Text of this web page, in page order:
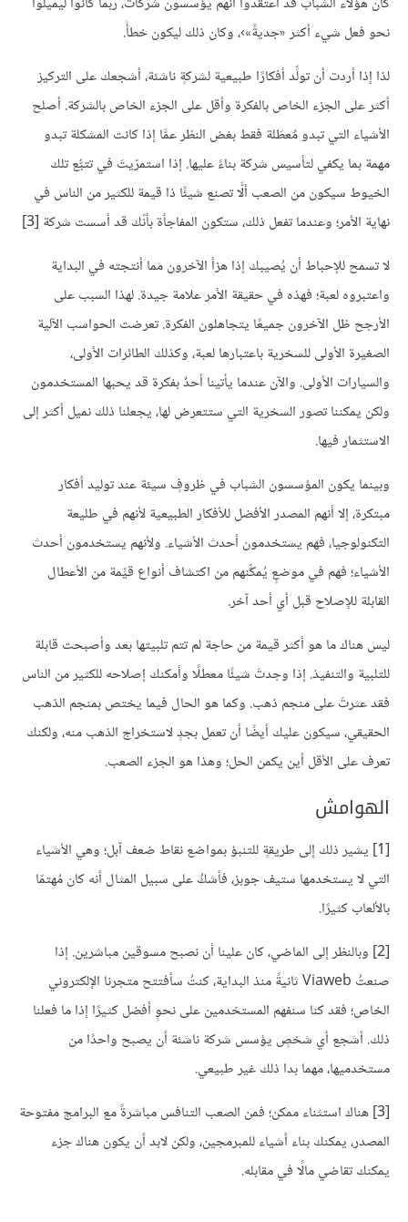
نحو فعل شيء أكثر «جديةً»›، وكان ذلك ليكون خطأً.
لذا إذا أردت أن تولِّد أفكارًا طبيعية لشركةٍ ناشئة، أشجعك على التركيز
أكثر على الجزء الخاص بالفكرة وأقل على الجزء الخاص بالشركة. أصلح
الأشياء التي تبدو مُعطَلة فقط بغض النظر عمَّا إذا كانت المشكلة تبدو
مهمة بما يكفي لتأسيس شركة بناءً عليها. إذا استمرّيتَ في تتبُّع تلك
الخيوط سيكون من الصعب ألَّا تصنع شيئًا ذا قيمة للكثير من الناس في
نهاية الأمر؛ وعندما تفعل ذلك، ستكون المفاجأة بأنّك قد أسست شركة [3]
لا تسمح للإحباط أن يُصيبك إذا هزأ الآخرون مما أنتجته في البداية
واعتبروه لعبة؛ فهذه في حقيقة الأمر علامة جيدة. لهذا السبب على
الأرجح ظل الآخرون جميعًا يتجاهلون الفكرة. تعرضت الحواسب الآلية
الصغيرة الأولى للسخرية باعتبارها لعبة، وكذلك الطائرات الأولى،
والسيارات الأولى. والآن عندما يأتينا أحدٌ بفكرة قد يحبها المستخدمون
ولكن يمكننا تصور السخرية التي ستتعرض لها، يجعلنا ذلك نميل أكثر إلى
الاستثمار فيها.
وبينما يكون المؤسسون الشباب في ظروفٍ سيئة عند توليد أفكار
مبتكرة، إلا أنهم المصدر الأفضل للأفكار الطبيعية لأنهم في طليعة
التكنولوجيا، فهم يستخدمون أحدث الأشياء. ولأنهم يستخدمون أحدث
الأشياء؛ فهم في موضعٍ يُمكِّنهم من اكتشاف أنواع قيِّمة من الأعطال
القابلة للإصلاح قبل أي أحد آخر.
ليس هناك ما هو أكثر قيمة من حاجة لم تتم تلبيتها بعد وأصبحت قابلة
للتلبية والتنفيذ. إذا وجدتَ شيئًا معطلًا وأمكنك إصلاحه للكثير من الناس
فقد عثرتَ على منجم ذهب. وكما هو الحال فيما يختص بمنجم الذهب
الحقيقي، سيكون عليك أيضًا أن تعمل بجدٍ لاستخراج الذهب منه، ولكنك
تعرف على الأقل أين يكمن الحل؛ وهذا هو الجزء الصعب.
الهوامش
[1]
يشير ذلك إلى طريقةٍ للتنبؤ بمواضع نقاط ضعف آبل؛ وهي الأشياء
التي لا يستخدمها ستيف جوبز، فأشكُ على سبيل المثال أنه كان مُهتمّا
بالألعاب كثيرًا.
[2]
وبالنظر إلى الماضي، كان علينا أن نصبح مسوقين مباشرين. إذا
صنعتُ Viaweb ثانيةً منذ البداية، كنتُ سأفتتح متجرنا الإلكتروني
الخاص؛ فقد كنا سنفهم المستخدمين على نحوٍ أفضل كثيرًا إذا ما فعلنا
ذلك. أشجع أي شخصٍ يؤسس شركة ناشئة أن يصبح واحدًا من
مستخدميها، مهما بدا ذلك غير طبيعي.
[3]
هناك استثناء ممكن؛ فمن الصعب التنافس مباشرةً مع البرامج مفتوحة
المصدر، يمكنك بناء أشياء للمبرمجين، ولكن لابد أن يكون هناك جزء
يمكنك تقاضي مالًا في مقابله.